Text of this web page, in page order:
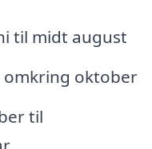
til midt august
oktober
til